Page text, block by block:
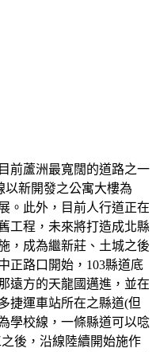
前蘆洲最寬闊的道路之一
以新開發之公寓大樓為
。此外，目前人行道正在
工程，未來將打造成北縣
，成為繼新莊、土城之後
正路口開始，103縣道底
遠方的天龍國邁進，並在
捷運車站所在之縣道(但
學校線，一條縣道可以唸
後，沿線陸續開始施作